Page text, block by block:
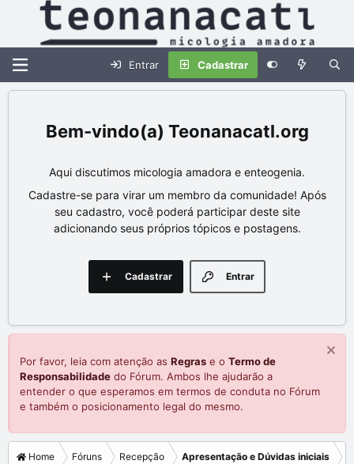
Entrar Cadastrar
Teonanacatl.org
Aqui discutimos micologia amadora e enteogenia.
Cadastre-se para virar um membro da comunidade! Após
seu cadastro, você poderá participar deste site
adicionando seus próprios tópicos e postagens.
Entrar
Cadastrar
Por favor, leia com atenção as Regras e o Termo de
Responsabilidade do Fórum. Ambos lhe ajudarão a
entender o que esperamos em termos de conduta no Fórum
e também o posicionamento legal do mesmo.
Home Fóruns Recepção Apresentação e Dúvidas iniciais